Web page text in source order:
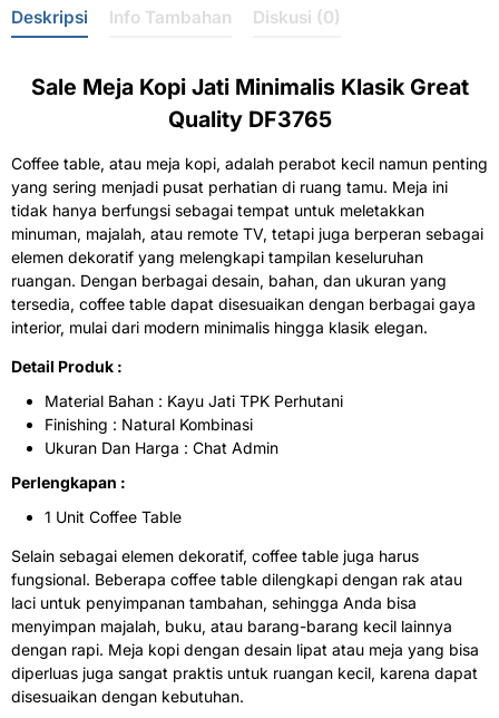
Deskripsi Info Tambahan Diskusi (0)
Sale Meja Kopi JatiMinimalis Klasik Great
Quality DF3765
Coffee table, atau meja kopi, adalah perabot kecil namun penting
yang sering menjadi pusat perhatian di ruang tamu. Meja ini
tidak hanya berfungsi sebagai tempat untuk meletakkan
minuman, majalah, atau remote TV, tetapi juga berperan sebagai
elemen dekoratif yang melengkapi tampilan keseluruhan
ruangan. Dengan berbagai desain, bahan, dan ukuran yang
tersedia, coffee table dapat disesuaikan dengan berbagai gaya
interior, mulai dari modern minimalis hingga klasik elegan.
Detail Produk :
Material Bahan : Kayu Jati TPK Perhutani
Finishing : Natural Kombinasi
Ukuran Dan Harga : Chat Admin
Perlengkapan :
1 Unit Coffee Table
Selain sebagai elemen dekoratif, coffee table juga harus
fungsional. Beberapa coffee table dilengkapi dengan rak atau
laci untuk penyimpanan tambahan, sehingga Anda bisa
menyimpan majalah, buku, atau barang-barang kecil lainnya
dengan rapi. Meja kopi dengan desain lipat atau meja yang bisa
diperluas juga sangat praktis untuk ruangan kecil, karena dapat
disesuaikan dengan kebutuhan.